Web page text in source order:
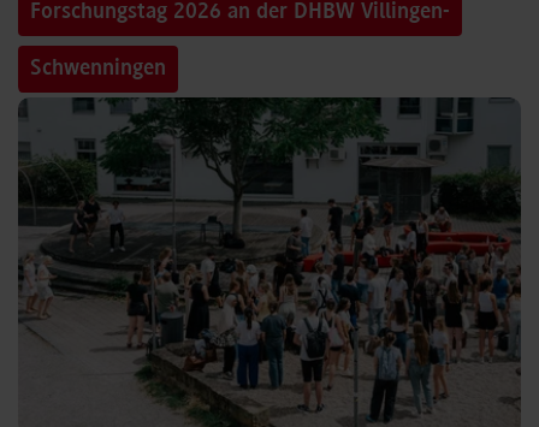
Forschungstag 2026 an der DHBW Villingen-
Schwenningen